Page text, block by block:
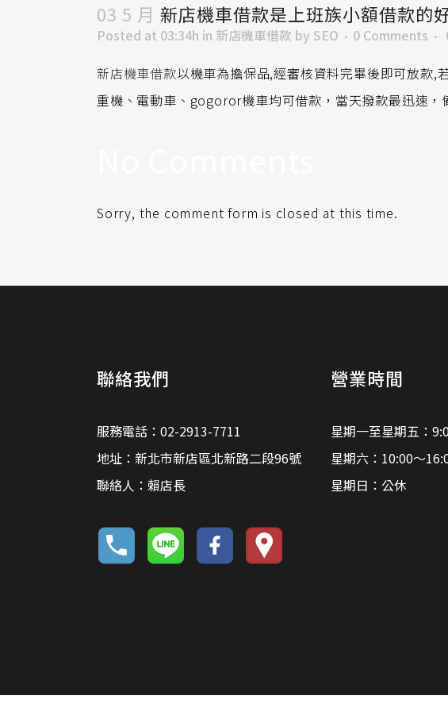
03 5 月 新店機車借款是上班族小額借款的
Posted at 03:34h in 新店機車借款 by SEO 0 Comments
新店機車借款以機車為擔保品,經審核資料完畢後即可放款,
重機、電動車、gogoror機車均可借款，當天撥款最迅速，
Sorry, the comment form is closed at this time.
聯絡我們
服務電話：02-2913-7711
地址：新北市新店區北新路二段96號
聯絡人：賴店長
營業時間
星期一至星期五：
星期六：10:00～
星期日：公休